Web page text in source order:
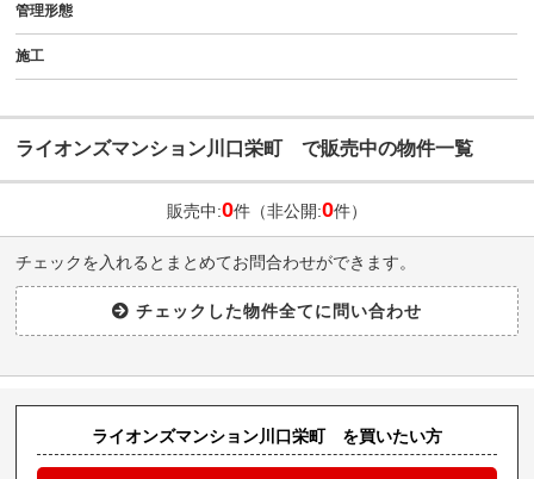
管理形態
施工
ライオンズマンション川口栄町 で販売中の物件一覧
販売中:0件（非公開:0件）
チェックを入れるとまとめてお問合わせができます。
ライオンズマンション川口栄町 を買いたい方